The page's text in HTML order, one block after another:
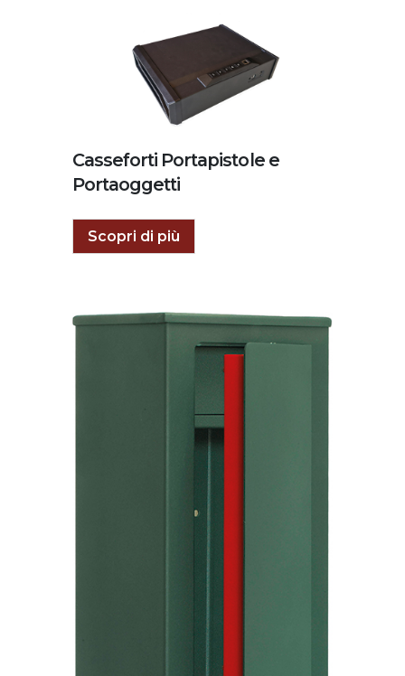
Casseforti Portapistole e
Portaoggetti
Scopri di più